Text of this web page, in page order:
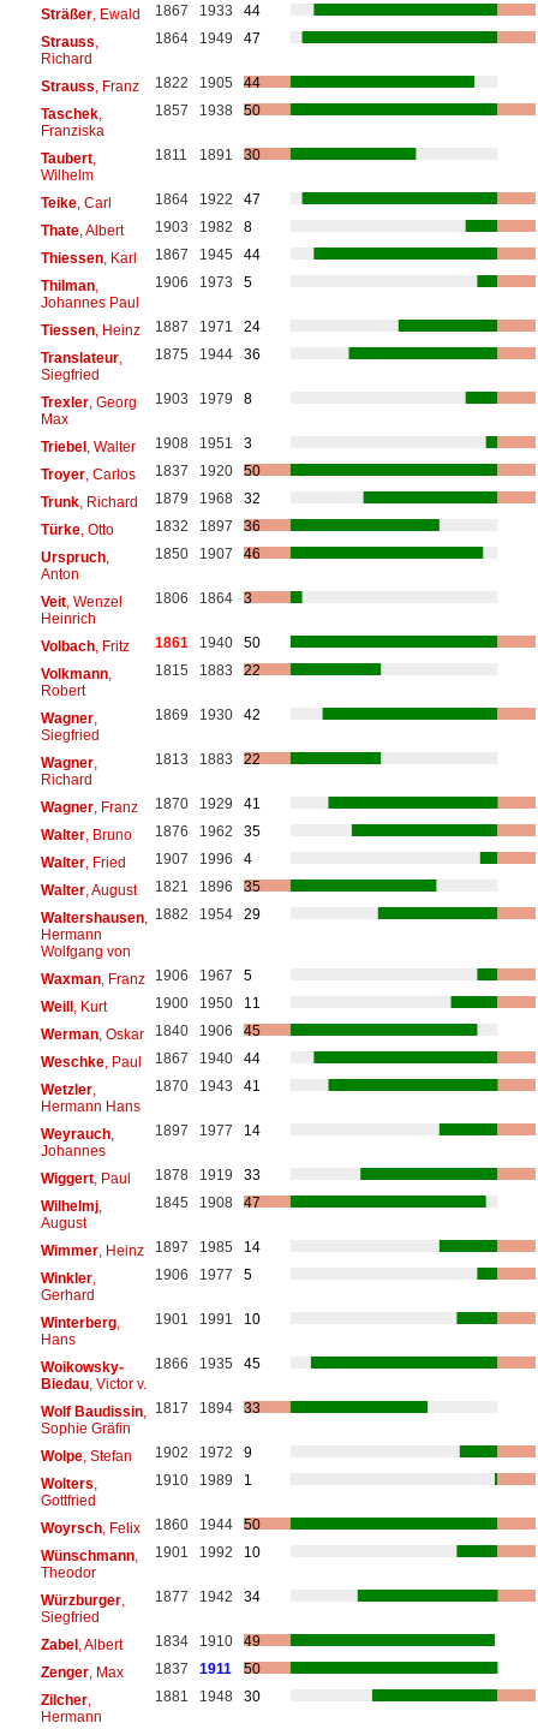
Sträßer, Ewald 1867 1933
44
Strauss
Richard
1864 1949 47
Strauss , Franz 1822 1905
44
Taschek,
Franziska
1857 1938 50
Taubert,
Wilhelm
1811 1891 30
Teike, Carl 1864 1922
47
Thate, Albert 1903 1982
8
Thiessen, Karl 1867 1945
44
Thilman,
Johannes Paul
1906 1973 5
Tiessen, Heinz 1887 1971
24
Translateur,
Siegfried
1875 1944 36
Trexler, Georg
Max
1903 1979 8
Triebel, Walter 1908 1951
3
Troyer, Carlos 1837 1920
50
Trunk, Richard 1879 1968
32
Türke, Otto 1832 1897
36
Urspruch,
Anton
1850 1907 46
Veit, Wenzel
Heinrich
1806 1864 3
Volbach, Fritz 1861 1940
50
Volkmann,
Robert
1815 1883 22
Wagner,
Siegfried
1869 1930 42
Wagner,
Richard
1813 1883 22
Wagner, Franz 1870 1929
41
Walter, Bruno 1876 1962
35
Walter, Fried 1907 1996
4
Walter, August 1821 1896
35
Waltershausen,
Hermann
Wolfgang von
1882 1954 29
Waxman, Franz 1906 1967
5
Weill, Kurt 1900 1950
11
Werman, Oskar 1840 1906
45
Weschke, Paul 1867 1940
44
Wetzler,
Hermann Hans
1870 1943 41
Weyrauch,
Johannes
1897 1977 14
Wiggert, Paul 1878 1919
33
Wilhelmj,
August
1845 1908 47
Wimmer, Heinz 1897 1985
14
Winkler,
Gerhard
1906 1977 5
Winterberg,
Hans
1901 1991 10
Woikowsky-
Biedau, Victor v.
1866 1935 45
Wolf Baudissin,
Sophie Gräfin
1817 1894 33
Wolpe, Stefan 1902 1972
9
Wolters
Gottfried
1910 1989 1
Woyrsch, Felix 1860 1944
50
Wünschmann,
Theodor
1901 1992 10
Würzburger,
Siegfried
1877 1942 34
Zabel, Albert 1834 1910
49
Zenger, Max 1837 1911
50
Zilcher,
Hermann
1881 1948 30